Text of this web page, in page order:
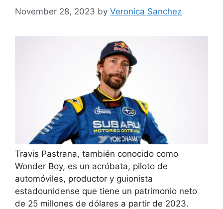
November 28, 2023 by Veronica Sanchez
Travis Pastrana, también conocido como
Wonder Boy, es un acróbata, piloto de
automóviles, productor y guionista
estadounidense que tiene un patrimonio neto
de 25 millones de dólares a partir de 2023.